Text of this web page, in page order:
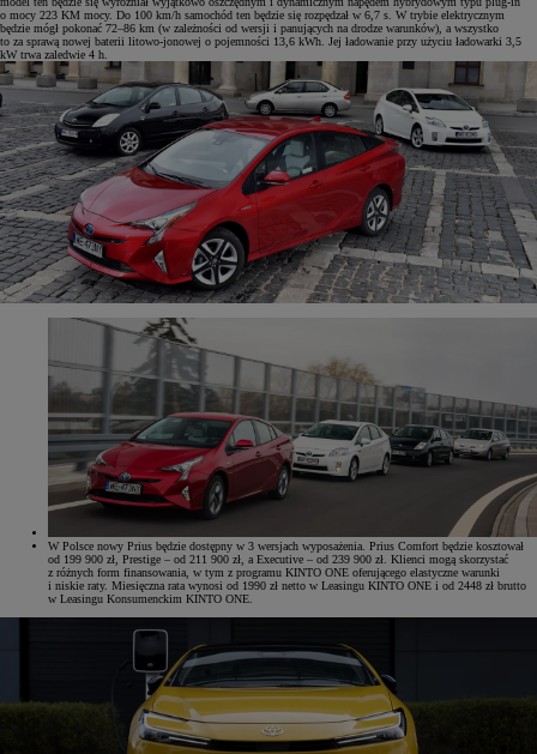
o mocy 223 KM mocy. Do 100 km/h samochód ten będzie się rozpędzał w 6,7 s. W trybie elektrycznym
będzie mógł pokonać 72–86 km (w zależności od wersji i panujących na drodze warunków), a wszystko
to za sprawą nowej baterii litowo-jonowej o pojemności 13,6 kWh. Jej ładowanie przy użyciu ładowarki 3,5
kW trwa zaledwie 4 h.
W Polsce nowy Prius będzie dostępny w 3 wersjach wyposażenia. Prius Comfort będzie kosztował
od 199 900 zł, Prestige – od 211 900 zł, a Executive – od 239 900 zł. Klienci mogą skorzystać
z różnych form finansowania, w tym z programu KINTO ONE oferującego elastyczne warunki
i niskie raty. Miesięczna rata wynosi od 1990 zł netto w Leasingu KINTO ONE i od 2448 zł brutto
w Leasingu Konsumenckim KINTO ONE.